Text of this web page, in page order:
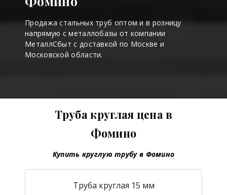
Продажа стальных труб оптом и в розницу
напрямую с металлобазы от компании
МеталлСбыт с доставкой по Москве и
Московской области.
Труба круглая цена в
Фомино
Купить круглую трубу в Фомино
Труба круглая 15 мм